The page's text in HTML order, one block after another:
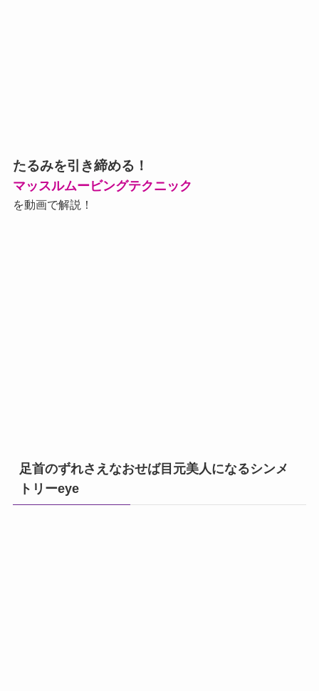
たるみを引き締める！
マッスルムービングテクニック
を動画で解説！
足首のずれさえなおせば目元美人になるシンメ
トリーeye